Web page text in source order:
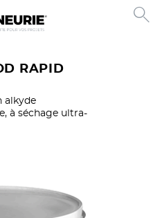
RAPID
alkyde
à séchage ultra-